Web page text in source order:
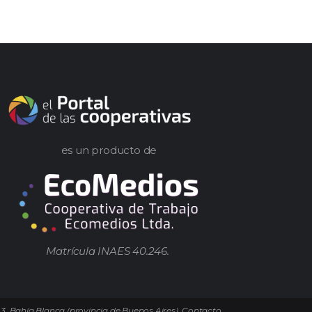
es un producto de
Matrícula INAES 40.246.